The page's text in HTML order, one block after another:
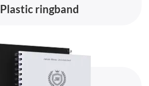
Plastic ringband